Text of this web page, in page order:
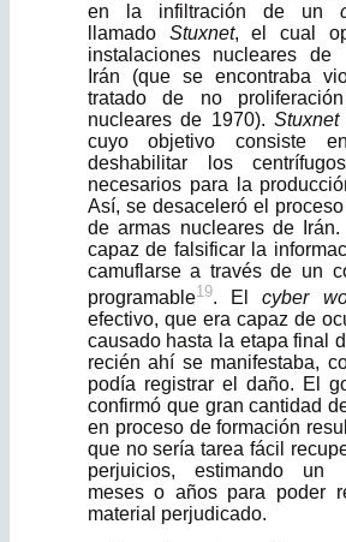
en la infiltración de un
llamado Stuxnet, el cual
instalaciones nucleares de
Irán (que se encontraba
tratado de no
nucleares de 1970). Stuxnet
cuyo objetivo consiste
deshabilitar los
necesarios para la
Así, se desaceleró el
de armas nucleares de Irán.
capaz de falsificar la
camuflarse a través de un
programable19. Elcyber
efectivo, que era capaz de
causado hasta la etapa final
recién ahí se manifestaba,
podía registrar el daño. El
confirmó que gran cantidad
en proceso de formación
que no sería tarea fácil
perjuicios, estimando un
meses o años para poder
material perjudicado.